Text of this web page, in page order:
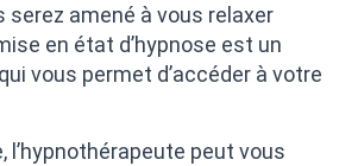
serez amené à vous relaxer
en état d’hypnose est un
vous permet d’accéder à votre
l’hypnothérapeute peut vous